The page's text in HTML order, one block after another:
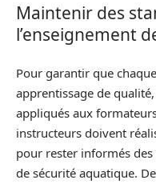
Maintenir des
l’enseignement
Pour garantir que
apprentissage de
appliqués aux
instructeurs doivent
pour rester informés
de sécurité aquatique.